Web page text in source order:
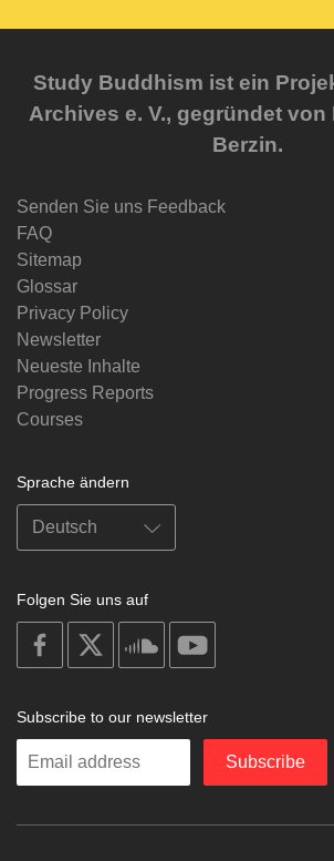
Study Buddhism ist ein
Archives e. V., gegründet von
Berzin.
Senden Sie uns Feedback
FAQ
Sitemap
Glossar
Privacy Policy
Newsletter
Neueste Inhalte
Progress Reports
Courses
Sprache ändern
Folgen Sie uns auf
on
facebook
soundcloud
Subscribe to our newsletter
Enter
Subscribe